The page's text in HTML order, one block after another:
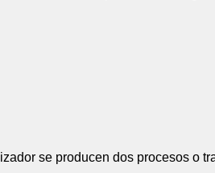
se producen dos procesos o